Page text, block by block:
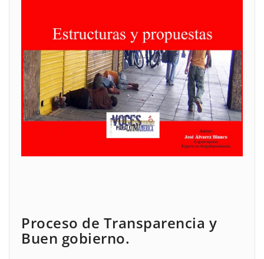
Proceso de Transparencia y
Buen gobierno.